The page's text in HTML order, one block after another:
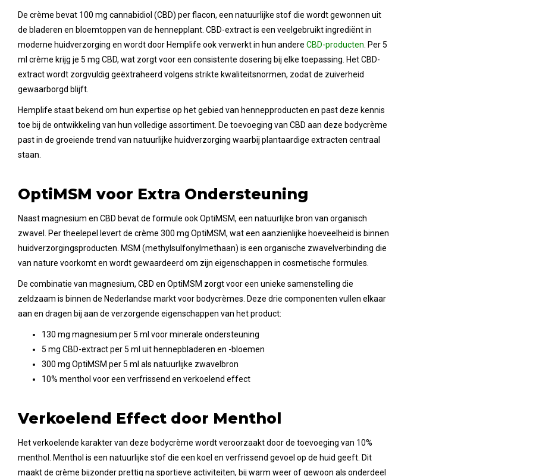
De crème bevat 100 mg cannabidiol (CBD) per flacon, een natuurlijke stof die wordt gewonnen uit
de bladeren en bloemtoppen van de hennepplant. CBD-extract is een veelgebruikt ingrediënt in
moderne huidverzorging en wordt door Hemplife ook verwerkt in hun andere CBD-producten . Per 5
ml crème krijg je 5 mg CBD, wat zorgt voor een consistente dosering bij elke toepassing. Het CBD-
extract wordt zorgvuldig geëxtraheerd volgens strikte kwaliteitsnormen, zodat de zuiverheid
gewaarborgd blijft.
Hemplife staat bekend om hun expertise op het gebied van hennepproducten en past deze kennis
toe bij de ontwikkeling van hun volledige assortiment. De toevoeging van CBD aan deze bodycrème
past in de groeiende trend van natuurlijke huidverzorging waarbij plantaardige extracten centraal
staan.
OptiMSM voor Extra Ondersteuning
Naast magnesium en CBD bevat de formule ook OptiMSM, een natuurlijke bron van organisch
zwavel. Per theelepel levert de crème 300 mg OptiMSM, wat een aanzienlijke hoeveelheid is binnen
huidverzorgingsproducten. MSM (methylsulfonylmethaan) is een organische zwavelverbinding die
van nature voorkomt en wordt gewaardeerd om zijn eigenschappen in cosmetische formules.
De combinatie van magnesium, CBD en OptiMSM zorgt voor een unieke samenstelling die
zeldzaam is binnen de Nederlandse markt voor bodycrèmes. Deze drie componenten vullen elkaar
aan en dragen bij aan de verzorgende eigenschappen van het product:
130 mg magnesium per 5 ml voor minerale ondersteuning
5 mg CBD-extract per 5 ml uit hennepbladeren en -bloemen
300 mg OptiMSM per 5 ml als natuurlijke zwavelbron
10% menthol voor een verfrissend en verkoelend effect
Verkoelend Effect door Menthol
Het verkoelende karakter van deze bodycrème wordt veroorzaakt door de toevoeging van 10%
menthol. Menthol is een natuurlijke stof die een koel en verfrissend gevoel op de huid geeft. Dit
maakt de crème bijzonder prettig na sportieve activiteiten, bij warm weer of gewoon als onderdeel